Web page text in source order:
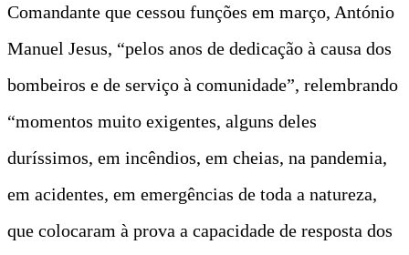
Comandante que cessou funções em março, António
Manuel Jesus, “pelos anos de dedicação à causa dos
bombeiros e de serviço à comunidade”, relembrando
“momentos muito exigentes, alguns deles
duríssimos, em incêndios, em cheias, na pandemia,
em acidentes, em emergências de toda a natureza,
que colocaram à prova a capacidade de resposta dos